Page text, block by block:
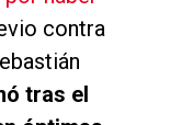
contra
tras el